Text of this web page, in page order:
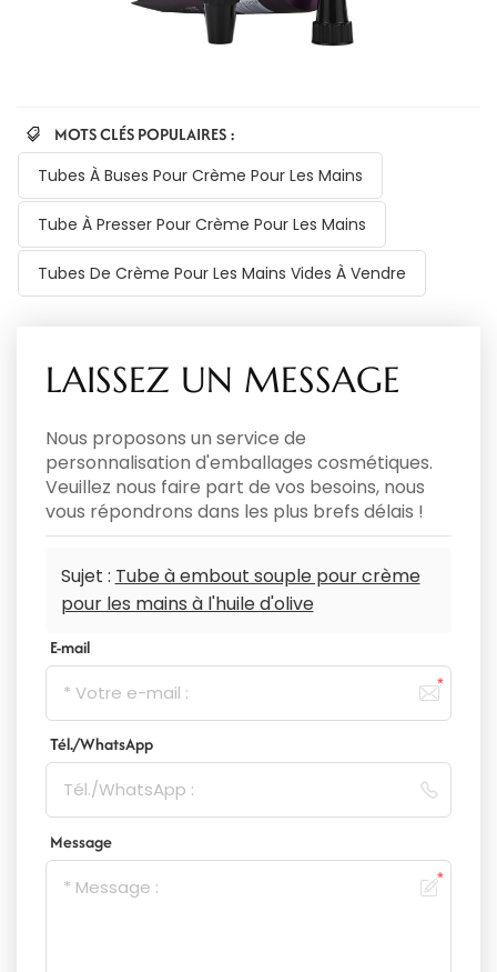
MOTS CLÉS POPULAIRES :
Tubes À Buses Pour Crème Pour Les Mains
Tube À Presser Pour Crème Pour Les Mains
Tubes De Crème Pour Les Mains Vides À Vendre
LAISSEZ UN MESSAGE
Nous proposons un service de
personnalisation d'emballages cosmétiques.
Veuillez nous faire part de vos besoins, nous
vous répondrons dans les plus brefs délais !
Sujet : Tube à embout souple pour crème
pour les mains à l'huile d'olive
E-mail
Tél./WhatsApp
Message